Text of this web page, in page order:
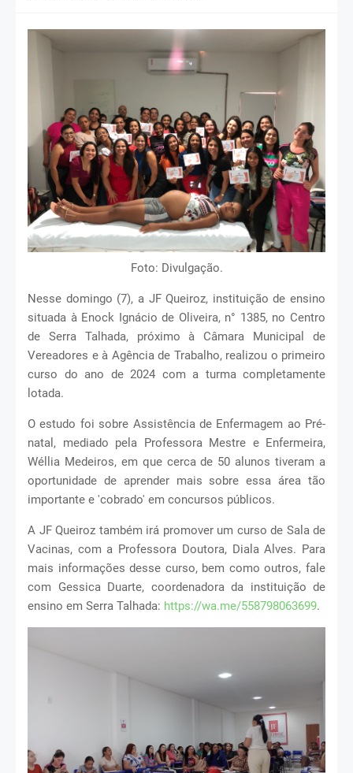
Foto: Divulgação.
Nesse domingo (7), a JF Queiroz, instituição de ensino
situada à Enock Ignácio de Oliveira, n° 1385, no Centro
de Serra Talhada, próximo à Câmara Municipal de
Vereadores e à Agência de Trabalho, realizou o primeiro
curso do ano de 2024 com a turma completamente
lotada.
O estudo foi sobre Assistência de Enfermagem ao Pré-
natal, mediado pela Professora Mestre e Enfermeira,
Wéllia Medeiros, em que cerca de 50 alunos tiveram a
oportunidade de aprender mais sobre essa área tão
importante e 'cobrado' em concursos públicos.
A JF Queiroz também irá promover um curso de Sala de
Vacinas, com a Professora Doutora, Diala Alves. Para
mais informações desse curso, bem como outros, fale
com Gessica Duarte, coordenadora da instituição de
ensino em Serra Talhada: https://wa.me/558798063699.